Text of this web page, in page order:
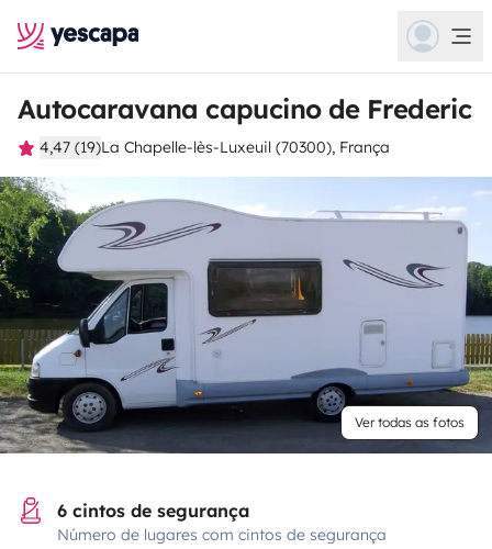
Autocaravana capucino de Frederic
4,47 (19)La Chapelle-lès-Luxeuil (70300), França
Ver todas as fotos
6 cintos de segurança
Número de lugares com cintos de segurança